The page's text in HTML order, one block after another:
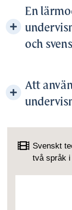
En
och
Att
Svenskt
två språk i